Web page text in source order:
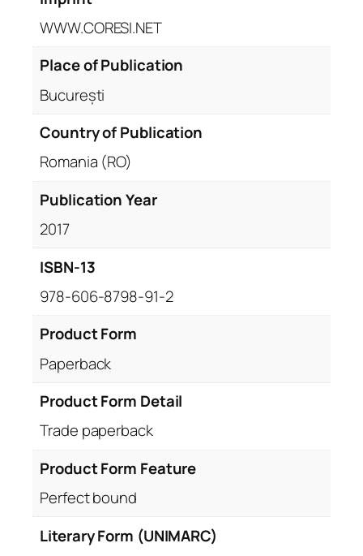
WWW.CORESI.NET
Place of Publication
București
Country of Publication
Romania (RO)
Publication Year
2017
ISBN-13
978-606-8798-91-2
Product Form
Paperback
Product Form Detail
Trade paperback
Product Form Feature
Perfect bound
Literary Form (UNIMARC)